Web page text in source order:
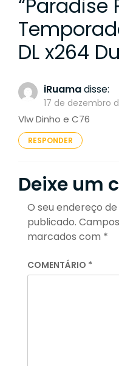
“Paradise
DL x264
iRuamadisse:
17 de dezembro
Vlw Dinho e C76
RESPONDER
Deixe um
O seu endereço
publicado.
marcados com *
COMENTÁRIO *